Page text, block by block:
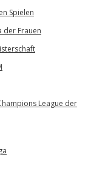
Spielen
der Frauen
League der